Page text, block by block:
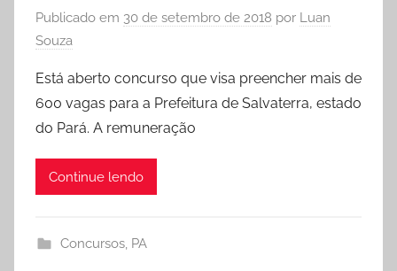
Publicado em 30 de setembro de 2018 por Luan
Souza
Está aberto concurso que visa preencher mais de
600 vagas para a Prefeitura de Salvaterra, estado
do Pará. A remuneração
Continue lendo
Concursos, PA